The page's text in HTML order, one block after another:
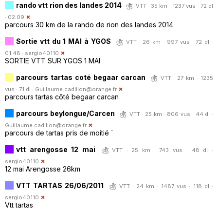
rando vtt rion des landes 2014
VTT · 35 km · 1237 vus · 72 dl
· 02:09
parcours 30 km de la rando de rion des landes 2014
Sortie vtt du 1 MAI à YGOS
VTT · 26 km · 997 vus · 72 dl ·
01:48 · sergio40110
SORTIE VTT SUR YGOS 1 MAI
parcours tartas coté begaar carcan
VTT · 27 km · 1235
vus · 71 dl · Guillaume.cadillon@orange.fr
parcours tartas côté begaar carcan
parcours beylongue/Carcen
VTT · 25 km · 806 vus · 44 dl ·
Guillaume.cadillon@orange.fr
parcours de tartas pris de moitié `
vtt arengosse 12 mai
VTT · 25 km · 743 vus · 48 dl ·
sergio40110
12 mai Arengosse 26km
VTT TARTAS 26/06/2011
VTT · 24 km · 1487 vus · 118 dl ·
sergio40110
Vtt tartas